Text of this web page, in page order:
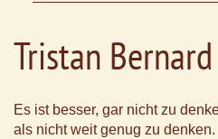
Tristan Bernard
Es ist besser, gar nicht zu
als nicht weit genug zu denken.